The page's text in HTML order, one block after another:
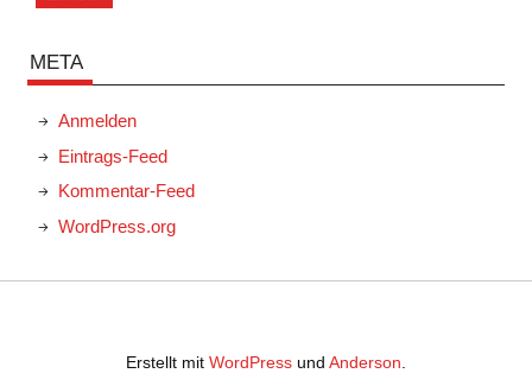
META
Anmelden
Eintrags-Feed
Kommentar-Feed
WordPress.org
Erstellt mit WordPress und Anderson